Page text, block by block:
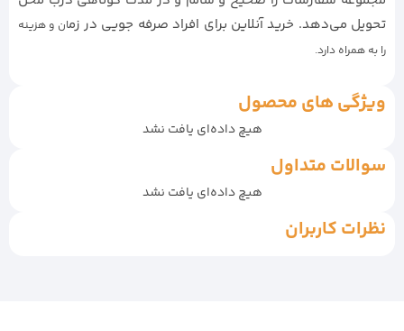
تحویل می‌دهد. خرید آنلاین برای افراد صرفه جویی در زمان و هزینه
را به همراه دارد.
ویژگی های محصول
هیچ داده‌ای یافت نشد
سوالات متداول
هیچ داده‌ای یافت نشد
نظرات کاربران